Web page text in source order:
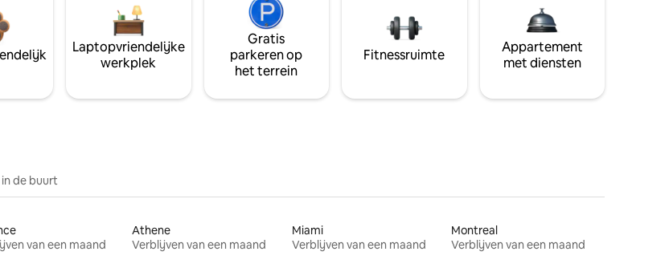
Laptopvriendelijke
werkplek
Gratis
parkeren op
het terrein
Fitnessruimte
Appartement
met diensten
de buurt
van een maand
Athene
Verblijven van een maand
Miami
Verblijven van een maand
Montreal
Verblijven van een maand